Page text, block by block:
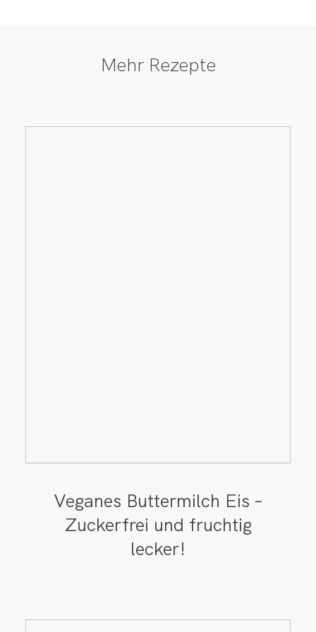
Mehr Rezepte
Veganes Buttermilch Eis –
Zuckerfrei und fruchtig
lecker!